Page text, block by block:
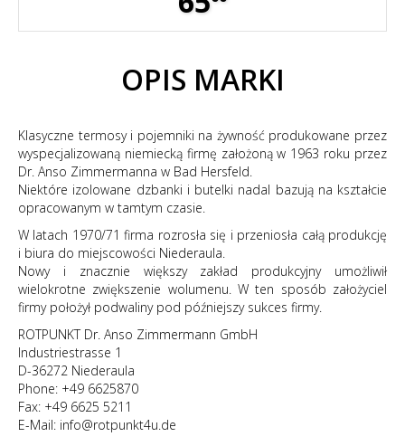
OPIS MARKI
Klasyczne termosy i pojemniki na żywność produkowane przez
wyspecjalizowaną niemiecką firmę założoną w 1963 roku przez
Dr. Anso Zimmermanna w Bad Hersfeld.
Niektóre izolowane dzbanki i butelki nadal bazują na kształcie
opracowanym w tamtym czasie.
W latach 1970/71 firma rozrosła się i przeniosła całą produkcję
i biura do miejscowości Niederaula.
Nowy i znacznie większy zakład produkcyjny umożliwił
wielokrotne zwiększenie wolumenu. W ten sposób założyciel
firmy położył podwaliny pod późniejszy sukces firmy.
ROTPUNKT Dr. Anso Zimmermann GmbH
Industriestrasse 1
D-36272 Niederaula
Phone: +49 6625870
Fax: +49 6625 5211
E-Mail: info@rotpunkt4u.de